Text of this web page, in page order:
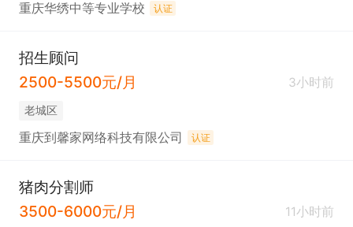
重庆华绣中等专业学校 认证
招生顾问
2500-5500元/月
3小时前
老城区
重庆到馨家网络科技有限公司 认证
猪肉分割师
3500-6000元/月
11小时前